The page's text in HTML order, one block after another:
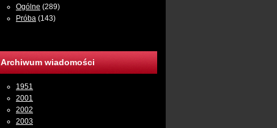
Ogólne (289)
Próba (143)
Archiwum wiadomości
1951
2001
2002
2003